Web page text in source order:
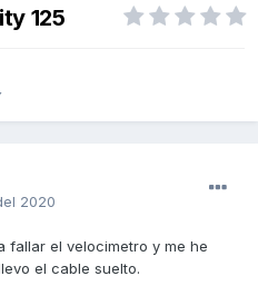
125
2020
fallar el velocimetro y me he
el cable suelto.